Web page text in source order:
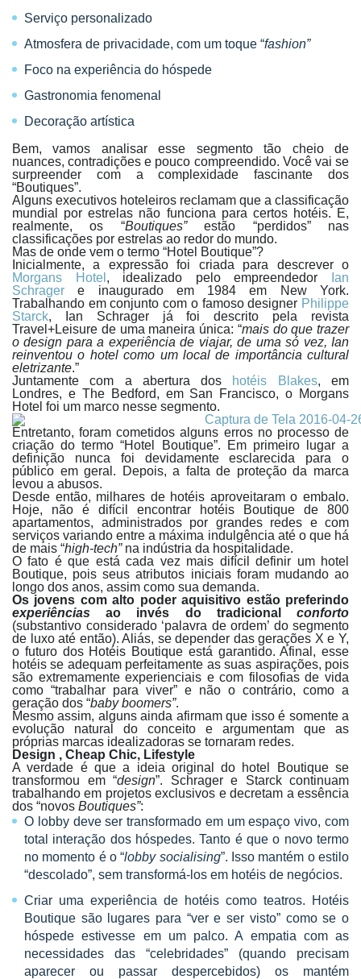
Serviço personalizado
Atmosfera de privacidade, com um toque “fashion”
Foco na experiência do hóspede
Gastronomia fenomenal
Decoração artística
Bem, vamos analisar esse segmento tão cheio de
nuances, contradições e pouco compreendido. Você vai se
surpreender com a complexidade fascinante dos
“Boutiques”.
Alguns executivos hoteleiros reclamam que a classificação
mundial por estrelas não funciona para certos hotéis. E,
realmente, os “Boutiques”estão “perdidos” nas
classificações por estrelas ao redor do mundo.
Mas de onde vem o termo “Hotel Boutique”?
Inicialmente, a expressão foi criada para descrever o
Morgans Hotel , idealizado pelo empreendedor
Ian
Schrager e inaugurado em 1984 em New York.
Trabalhando em conjunto com o famoso designer Philippe
Starck, Ian Schrager já foi descrito pela revista
Travel+Leisure de uma maneira única: “mais do que trazer
o design para a experiência de viajar, de uma só vez, Ian
reinventou o hotel como um local de importância cultural
eletrizante.”
Juntamente com a abertura dos hotéis Blakes, em
Londres, e The Bedford, em San Francisco, o Morgans
Hotel foi um marco nesse segmento.
Entretanto, foram cometidos alguns erros no processo de
criação do termo “Hotel Boutique”. Em primeiro lugar a
definição nunca foi devidamente esclarecida para o
público em geral. Depois, a falta de proteção da marca
levou a abusos.
Desde então, milhares de hotéis aproveitaram o embalo.
Hoje, não é difícil encontrar hotéis Boutique de 800
apartamentos, administrados por grandes redes e com
serviços variando entre a máxima indulgência até o que há
de mais “high-tech”na indústria da hospitalidade.
O fato é que está cada vez mais difícil definir um hotel
Boutique, pois seus atributos iniciais foram mudando ao
longo dos anos, assim como sua demanda.
Os jovens com alto poder aquisitivo estão preferindo
experiências ao invés do tradicional conforto
(substantivo considerado ‘palavra de ordem’ do segmento
de luxo até então). Aliás, se depender das gerações X e Y,
o futuro dos Hotéis Boutique está garantido. Afinal, esse
hotéis se adequam perfeitamente as suas aspirações, pois
são extremamente experienciais e com filosofias de vida
como “trabalhar para viver” e não o contrário, como a
geração dos “baby boomers”.
Mesmo assim, alguns ainda afirmam que isso é somente a
evolução natural do conceito e argumentam que as
próprias marcas idealizadoras se tornaram redes.
Design , Cheap Chic, Lifestyle
A verdade é que a ideia original do hotel Boutique se
transformou em “design”. Schrager e Starck continuam
trabalhando em projetos exclusivos e decretam a essência
dos “novos Boutiques”:
O lobby deve ser transformado em um espaço vivo, com
total interação dos hóspedes. Tanto é que o novo termo
no momento é o “lobby socialising”. Isso mantém o estilo
“descolado”, sem transformá-los em hotéis de negócios.
Criar uma experiência de hotéis como teatros. Hotéis
Boutique são lugares para “ver e ser visto” como se o
hóspede estivesse em um palco. A empatia com as
necessidades das “celebridades” (quando precisam
aparecer ou passar despercebidos) os mantém